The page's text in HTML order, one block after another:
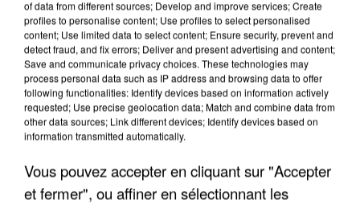
of data from different sources; Develop and improve services; Create
profiles to personalise content; Use profiles to select personalised
content; Use limited data to select content; Ensure security, prevent and
detect fraud, and fix errors; Deliver and present advertising and content;
Save and communicate privacy choices. These technologies may
process personal data such as IP address and browsing data to offer
following functionalities: Identify devices based on information actively
requested; Use precise geolocation data; Match and combine data from
other data sources; Link different devices; Identify devices based on
information transmitted automatically.
Vous pouvez accepter en cliquant sur "Accepter
et fermer", ou affiner en sélectionnant les